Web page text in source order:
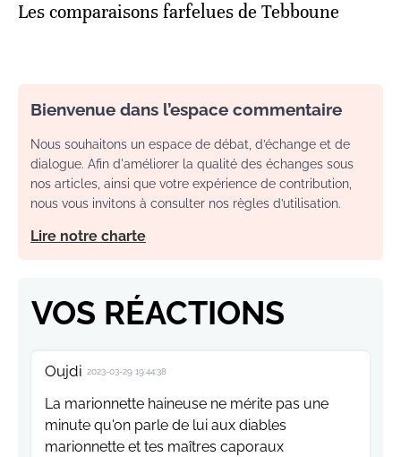
Les comparaisons farfelues de Tebboune
Bienvenue dans l’espace commentaire
Nous souhaitons un espace de débat, d’échange et de
dialogue. Afin d'améliorer la qualité des échanges sous
nos articles, ainsi que votre expérience de contribution,
nous vous invitons à consulter nos règles d’utilisation.
Lire notre charte
VOS RÉACTIONS
Oujdi 2023-03-29 19:44:38
La marionnette haineuse ne mérite pas une
minute qu'on parle de lui aux diables
marionnette et tes maîtres caporaux